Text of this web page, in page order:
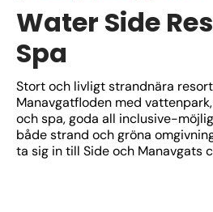
Water Side
Spa
Stort och livligt strandnära
Manavgatfloden med
och spa, goda all inclusive-
både strand och gröna
ta sig in till Side och Manavgats